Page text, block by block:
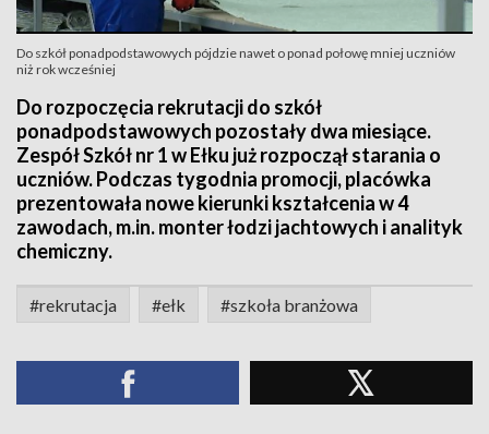
Do szkół ponadpodstawowych pójdzie nawet o ponad połowę mniej uczniów
niż rok wcześniej
Do rozpoczęcia rekrutacji do szkół
ponadpodstawowych pozostały dwa miesiące.
Zespół Szkół nr 1 w Ełku już rozpoczął starania o
uczniów. Podczas tygodnia promocji, placówka
prezentowała nowe kierunki kształcenia w 4
zawodach, m.in. monter łodzi jachtowych i analityk
chemiczny.
#rekrutacja #ełk #szkoła branżowa